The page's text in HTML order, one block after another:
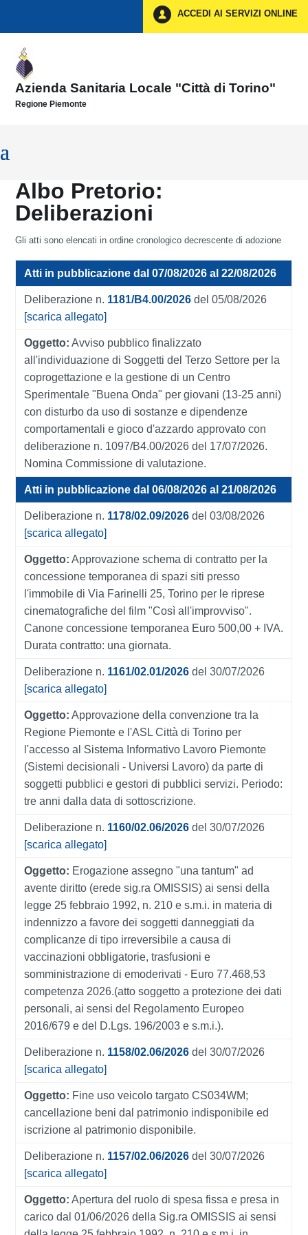
ACCEDI AI SERVIZI ONLINE
Azienda Sanitaria Locale "Città di Torino"
Regione Piemonte
Albo Pretorio:
Deliberazioni
Gli atti sono elencati in ordine cronologico decrescente di adozione
Atti in pubblicazione dal 07/08/2026 al 22/08/2026
Deliberazione n. 1181/B4.00/2026 del 05/08/2026
[scarica allegato]
Oggetto: Avviso pubblico finalizzato
all'individuazione di Soggetti del Terzo Settore per la
coprogettazione e la gestione di un Centro
Sperimentale "Buena Onda" per giovani (13-25 anni)
con disturbo da uso di sostanze e dipendenze
comportamentali e gioco d'azzardo approvato con
deliberazione n. 1097/B4.00/2026 del 17/07/2026.
Nomina Commissione di valutazione.
Atti in pubblicazione dal 06/08/2026 al 21/08/2026
Deliberazione n. 1178/02.09/2026 del 03/08/2026
[scarica allegato]
Oggetto: Approvazione schema di contratto per la
concessione temporanea di spazi siti presso
l'immobile di Via Farinelli 25, Torino per le riprese
cinematografiche del film "Così all'improvviso".
Canone concessione temporanea Euro 500,00 + IVA.
Durata contratto: una giornata.
Deliberazione n. 1161/02.01/2026 del 30/07/2026
[scarica allegato]
Oggetto: Approvazione della convenzione tra la
Regione Piemonte e l'ASL Città di Torino per
l'accesso al Sistema Informativo Lavoro Piemonte
(Sistemi decisionali - Universi Lavoro) da parte di
soggetti pubblici e gestori di pubblici servizi. Periodo:
tre anni dalla data di sottoscrizione.
Deliberazione n. 1160/02.06/2026 del 30/07/2026
[scarica allegato]
Oggetto: Erogazione assegno "una tantum" ad
avente diritto (erede sig.ra OMISSIS) ai sensi della
legge 25 febbraio 1992, n. 210 e s.m.i. in materia di
indennizzo a favore dei soggetti danneggiati da
complicanze di tipo irreversibile a causa di
vaccinazioni obbligatorie, trasfusioni e
somministrazione di emoderivati - Euro 77.468,53
competenza 2026.(atto soggetto a protezione dei dati
personali, ai sensi del Regolamento Europeo
2016/679 e del D.Lgs. 196/2003 e s.m.i.).
Deliberazione n. 1158/02.06/2026 del 30/07/2026
[scarica allegato]
Oggetto: Fine uso veicolo targato CS034WM;
cancellazione beni dal patrimonio indisponibile ed
iscrizione al patrimonio disponibile.
Deliberazione n. 1157/02.06/2026 del 30/07/2026
[scarica allegato]
Oggetto: Apertura del ruolo di spesa fissa e presa in
carico dal 01/06/2026 della Sig.ra OMISSIS ai sensi